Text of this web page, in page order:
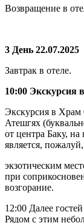
Возвращение в
3 День 22.07.2025
Завтрак в отеле.
10:00 Экскурсия
Экскурсия в
Атешгях
от центра Баку,
является,
экзотическим
при
возгорание.
12:00 Далее
Рядом с этим